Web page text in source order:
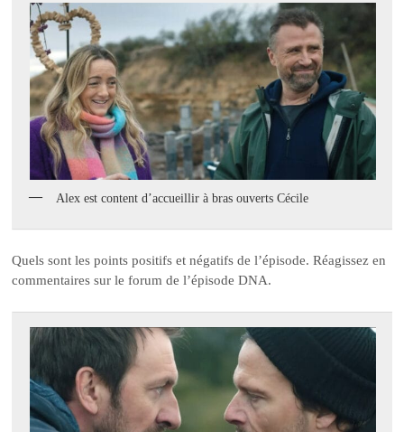
Alex est content d’accueillir à bras ouverts Cécile
Quels sont les points positifs et négatifs de l’épisode. Réagissez en
commentaires sur le forum de l’épisode DNA.